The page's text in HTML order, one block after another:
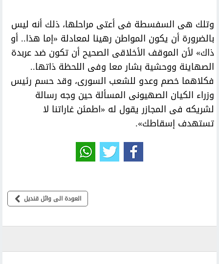
وتلك هى السفسطة فى أعتى مراحلها، ذلك أنه ليس
بالضرورة أن يكون المواطن رهينا لمعادلة «إما هذا.. أو
ذاك» لأن الموقف الأخلاقى الصحيح أن تكون ضد عربدة
الصهاينة ووحشية بشار معا وفى اللحظة ذاتها..
فكلاهما خصم وعدو للشعب السورى، وقد حسم رئيس
وزراء الكيان الصهيونى المسألة حين وجه رسالة
لشريكه فى المجازر يقول له «اطمئن غاراتنا لا
تستهدف إسقاطك».
العودة الى وائل قنديل